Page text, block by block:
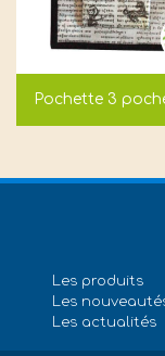
Les produits
Les
Les actualités